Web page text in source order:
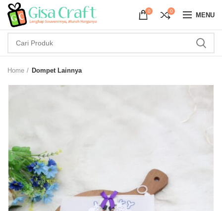
0 0 MENU
Home Dompet Lainnya